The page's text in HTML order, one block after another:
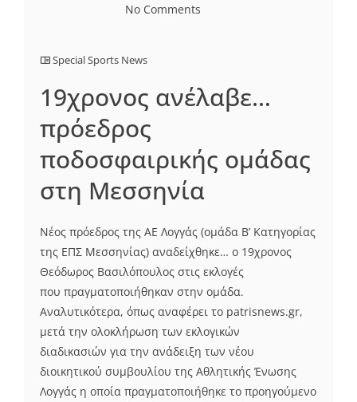
No Comments
Special Sports News
19χρονος ανέλαβε…
πρόεδρος
ποδοσφαιρικής ομάδας
στη Μεσσηνία
Νέος πρόεδρος της ΑΕ Λογγάς (ομάδα Β’ Κατηγορίας
της ΕΠΣ Μεσσηνίας) αναδείχθηκε… ο 19χρονος
Θεόδωρος Βασιλόπουλος στις εκλογές
που πραγματοποιήθηκαν στην ομάδα.
Αναλυτικότερα, όπως αναφέρει το patrisnews.gr,
μετά την ολοκλήρωση των εκλογικών
διαδικασιών για την ανάδειξη των νέου
διοικητικού συμβουλίου της Αθλητικής Ένωσης
Λογγάς η οποία πραγματοποιήθηκε το προηγούμενο